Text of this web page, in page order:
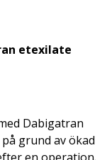
etexilate
Dabigatran
grund av ökad